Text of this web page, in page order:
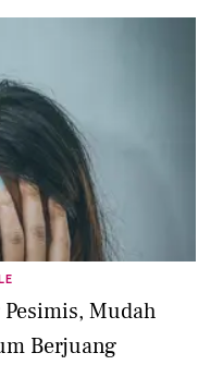
Mudah
Berjuang